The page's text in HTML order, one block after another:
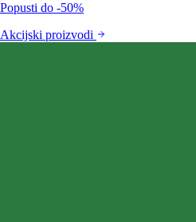
Popusti do -50%
Akcijski proizvodi